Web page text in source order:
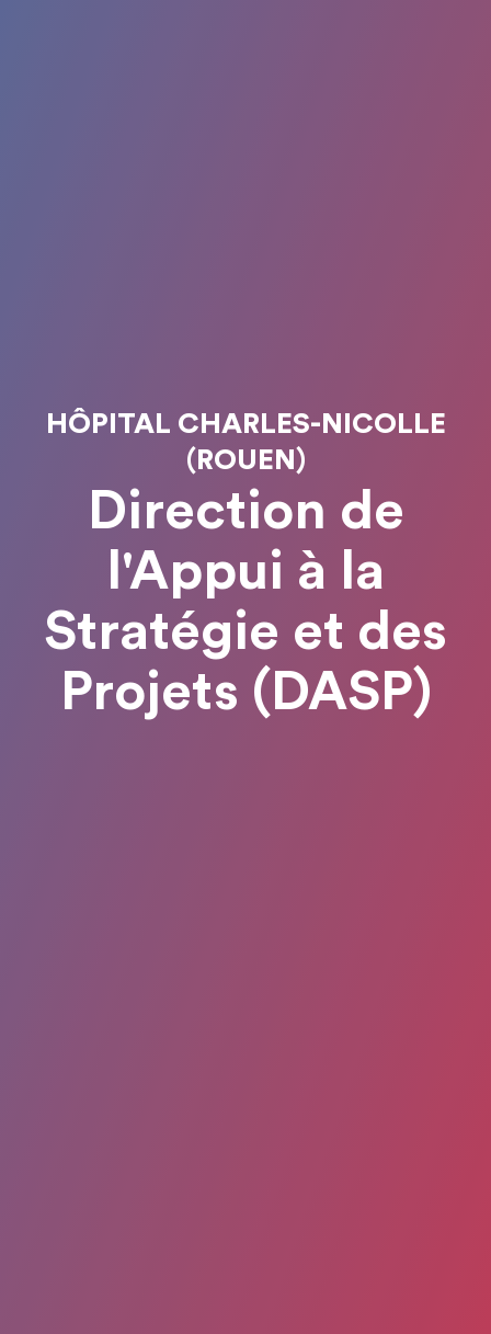
HÔPITAL CHARLES-NICOLLE
(ROUEN)
Direction de
l'Appui à la
Stratégie et des
Projets (DASP)